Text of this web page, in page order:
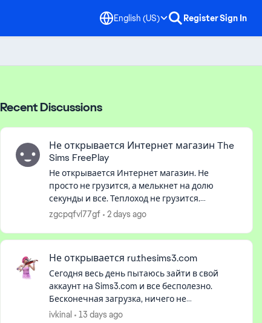
English (US) RegisterSign In
Recent Discussions
Не открывается Интернет магазин The
Sims FreePlay
Не открывается Интернет магазин. Не
просто не грузится, а мелькнет на долю
секунды и все. Теплоход не грузится.
Зависает на картинке загрузки и постоянно
киност...
zgcpqfvl77gf 2 days ago
Не открывается ru.thesims3.com
Сегодня весь день пытаюсь зайти в свой
аккаунт на Sims3.com и все бесполезно.
Бесконечная загрузка, ничего не
открывается. С VPN вообще выбрасывает и
ivkinal 13 days ago